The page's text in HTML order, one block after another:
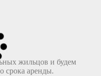
жильцов и будем
срока аренды.